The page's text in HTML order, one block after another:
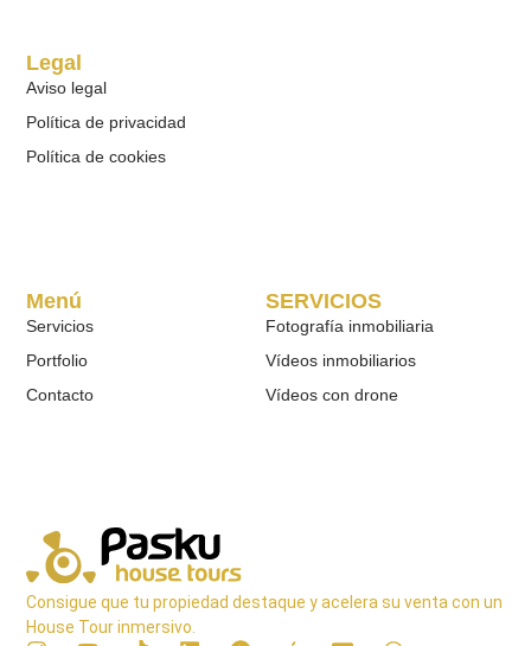
Consigue que tu propiedad destaque y acelera su venta con un
House Tour inmersivo.
SERVICIOS
Fotografía inmobiliaria
Vídeos inmobiliarios
Vídeos con drone
Menú
Servicios
Portfolio
Contacto
Legal
Aviso legal
Política de privacidad
Política de cookies